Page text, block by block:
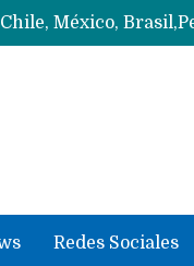
Redes Sociales